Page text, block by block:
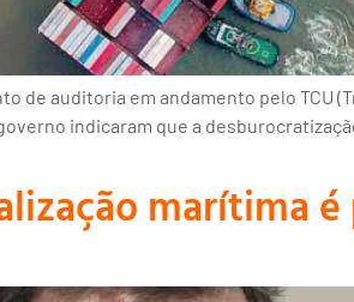
de auditoria em andamento pelo TCU
indicaram que a
marítima